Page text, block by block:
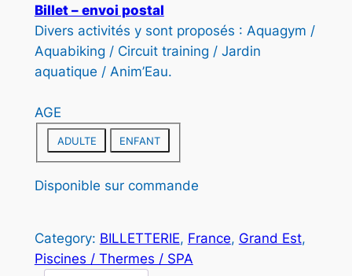
N
l
a
g
d
e
p
i
x
Billet – envoi postal
Divers activités y sont proposés : Aquagym /
Aquabiking / Circuit training / Jardin
aquatique / Anim’Eau.
AGE
ADULTE ENFANT
Disponible sur commande
Category: BILLETTERIE, France, Grand Est
Piscines / Thermes / SPA